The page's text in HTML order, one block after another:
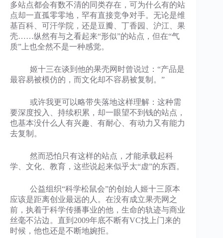
多站点都会有数不清的同类存在，可为什么有的站
点却一直孤零零地，罕有直接竞争对手。无论是维
基百科、可汗学院，还是豆瓣、丁香园、沪江、果
壳……纵然有与之看起来“形似”的站点，但在“气
质”上也全然不是一种感觉。
姬十三在谈到他的果壳网时曾说过：“产品是
最容易被模仿的，而文化却不容易被复制。”
或许我更可以略带失落地这样理解：这种需
要深度投入、持续积累，却一眼望不到钱的站点，
也基本没什么人有兴趣、有耐心、有动力又有能力
去复制。
然而恐怕只有这样的站点，才能承载起科
学、文化、教育，这些说起来似乎太“虚”的东西。
公益组织“科学松鼠会”的创始人姬十三原本
应该是距离创业最远的人。在没有成立果壳网之
前，执着于科学传播事业的他，生命的轨迹与商业
丝毫不沾边。直到2009年底不断有VC找上门来的
时候，他也还是不断地婉拒。